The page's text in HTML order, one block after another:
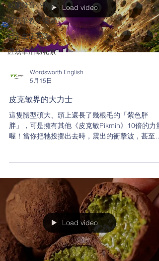
威廉發音小學堂
渥茲華教學鑑賞
日常生活英語
渥茲華活動花絮
Load video
Wordsworth English
5月15日
皮克敏界的大力士
這隻體型碩大、頭上還長了幾根毛的「紫色胖
胖」，可是擁有其他《皮克敏Pikmin》10倍的力量
喔！當你把牠投擲出去時，震出的衝擊波，甚至可
英文表達呢？
Load video